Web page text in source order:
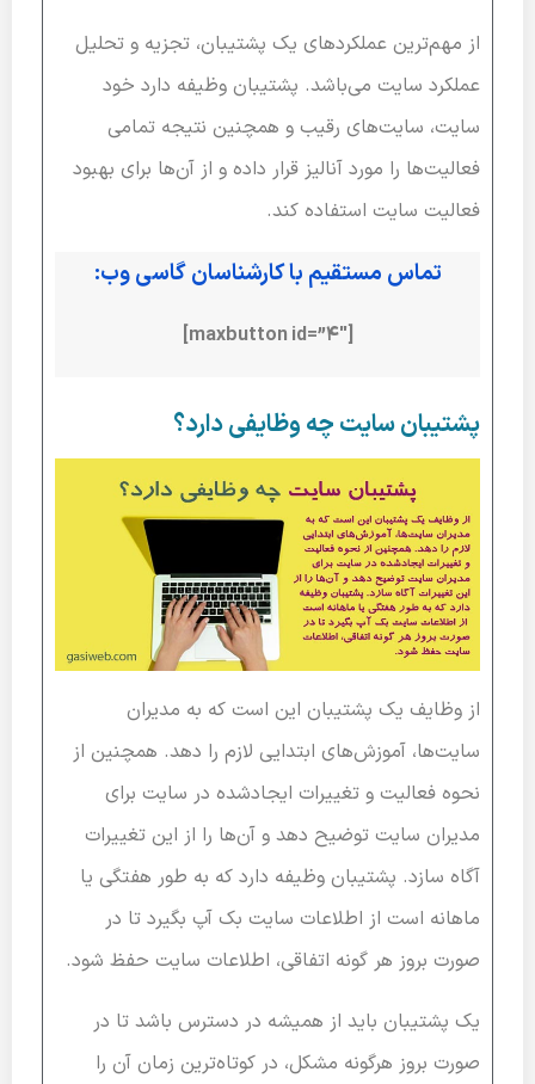
از مهم‌ترین عملکردهای یک پشتیبان، تجزیه و تحلیل
عملکرد سایت می‌باشد. پشتیبان وظیفه دارد خود
سایت، سایت‌های رقیب و همچنین نتیجه تمامی
فعالیت‌ها را مورد آنالیز قرار داده و از آن‌ها برای بهبود
فعالیت سایت استفاده کند.
تماس مستقیم با کارشناسان گاسی وب:
[maxbutton id=”4″]
پشتیبان سایت چه وظایفی دارد؟
از وظایف یک پشتیبان این است که به مدیران
سایت‌ها، آموزش‌های ابتدایی لازم را دهد. همچنین از
نحوه فعالیت و تغییرات ایجادشده در سایت برای
مدیران سایت توضیح دهد و آن‌ها را از این تغییرات
آگاه سازد. پشتیبان وظیفه دارد که به طور هفتگی یا
ماهانه است از اطلاعات سایت بک آپ بگیرد تا در
صورت بروز هر گونه اتفاقی، اطلاعات سایت حفظ شود.
یک پشتیبان باید از همیشه در دسترس باشد تا در
صورت بروز هرگونه مشکل، در کوتاه‌ترین زمان آن را